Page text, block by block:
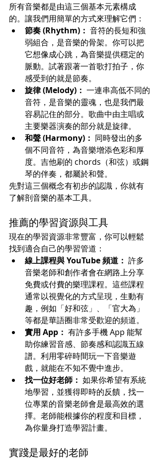
所有音樂都是由這三個基本元素構成
的。讓我們用簡單的方式來理解它們：
節奏 (Rhythm)： 音符的長短和強
弱組合，是音樂的骨架。你可以把
它想像成心跳，為音樂提供穩定的
脈動。試著跟著一首歌打拍子，你
感受到的就是節奏。
旋律 (Melody)： 一連串高低不同的
音符，是音樂的靈魂，也是我們最
容易記住的部分。歌曲中由主唱或
主要樂器演奏的部分就是旋律。
和聲 (Harmony)： 同時發出的多
個不同音符，為音樂增添色彩和厚
度。吉他刷的 chords（和弦）或鋼
琴的伴奏，都屬於和聲。
先對這三個概念有初步的認識，你就有
了解剖音樂的基本工具。
推薦的學習資源與工具
現在的學習資源非常豐富，你可以輕鬆
找到適合自己的學習管道：
線上課程與 YouTube 頻道： 許多
音樂老師和創作者會在網路上分享
免費或付費的樂理課程。這些課程
通常以視覺化的方式呈現，生動有
趣，例如「好和弦」、「官大為」
等都是華語圈非常受歡迎的頻道。
實用 App： 有許多手機 App 能幫
助你練習音感、節奏感和認識五線
譜。利用零碎時間玩一下音樂遊
戲，就能在不知不覺中進步。
找一位好老師： 如果你希望有系統
地學習，並獲得即時的反饋，找一
位專業的音樂老師會是最高效的選
擇。老師能根據你的程度和目標，
為你量身打造學習計畫。
實踐是最好的老師